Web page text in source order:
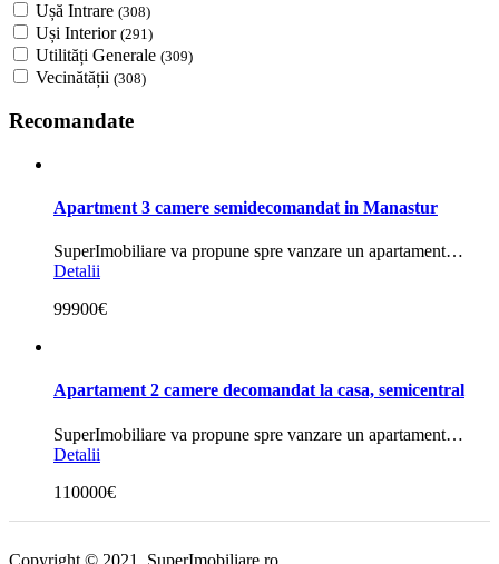
Ușă Intrare (308)
Uși Interior (291)
Utilități Generale (309)
Vecinătății (308)
Recomandate
Apartment 3 camere semidecomandat in Manastur
SuperImobiliare va propune spre vanzare un apartament…
Detalii
99900€
Apartament 2 camere decomandat la casa, semicentral
SuperImobiliare va propune spre vanzare un apartament…
Detalii
110000€
Copyright © 2021. SuperImobiliare.ro